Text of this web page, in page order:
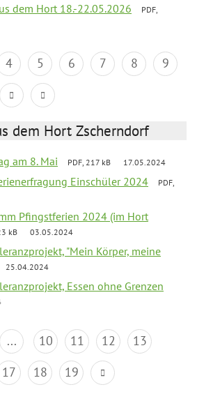
dem Hort 18.-22.05.2026
PDF,
4 5 6 7 8
9
dem Hort Zscherndorf
am 8. Mai PDF, 217 kB 17.05.2024
Einschüler 2024
PDF,
Pfingstferien 2024 (im Hort
kB 03.05.2024
"Mein Körper, meine
25.04.2024
Essen ohne Grenzen
... 10 11 12
13
17 18 19